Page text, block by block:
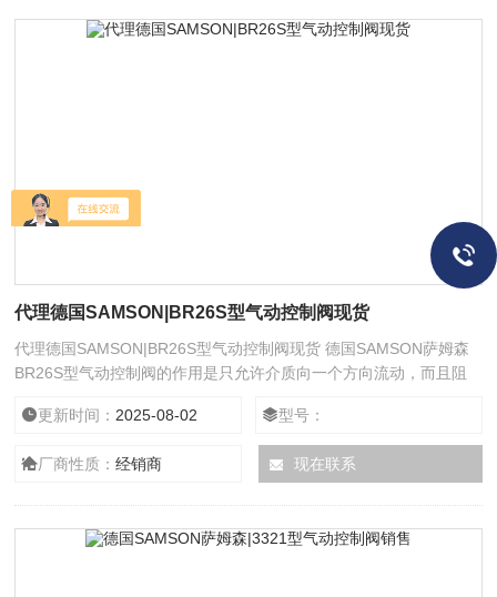
代理德国SAMSON|BR26S型气动控制阀现货
代理德国SAMSON|BR26S型气动控制阀现货 德国SAMSON萨姆森
BR26S型气动控制阀的作用是只允许介质向一个方向流动，而且阻
力作用下，阀瓣打开；流体反方向流动时，由流体压力和阀瓣的自重
合阀瓣作用于阀座，从而切断流动。其中止回阀就属于这种类型的阀
门，它包括旋启式止回阀和升降式止回阀。旋启式止回阀有一介铰链
更新时间： 2025-08-02 型号：
厂商性质：经销商 现在联系